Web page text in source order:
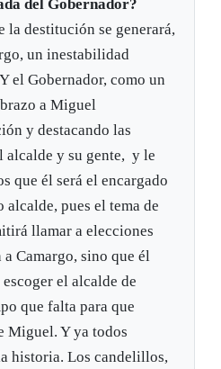
del Gobernador?
la destitución se generará,
un inestabilidad
el Gobernador, como un
a Miguel
y destacando las
alcalde y su gente, y le
que él será el encargado
pues el tema de
llamar a elecciones
Camargo, sino que él
el alcalde de
que falta para que
Miguel. Y ya todos
historia. Los candelillos,